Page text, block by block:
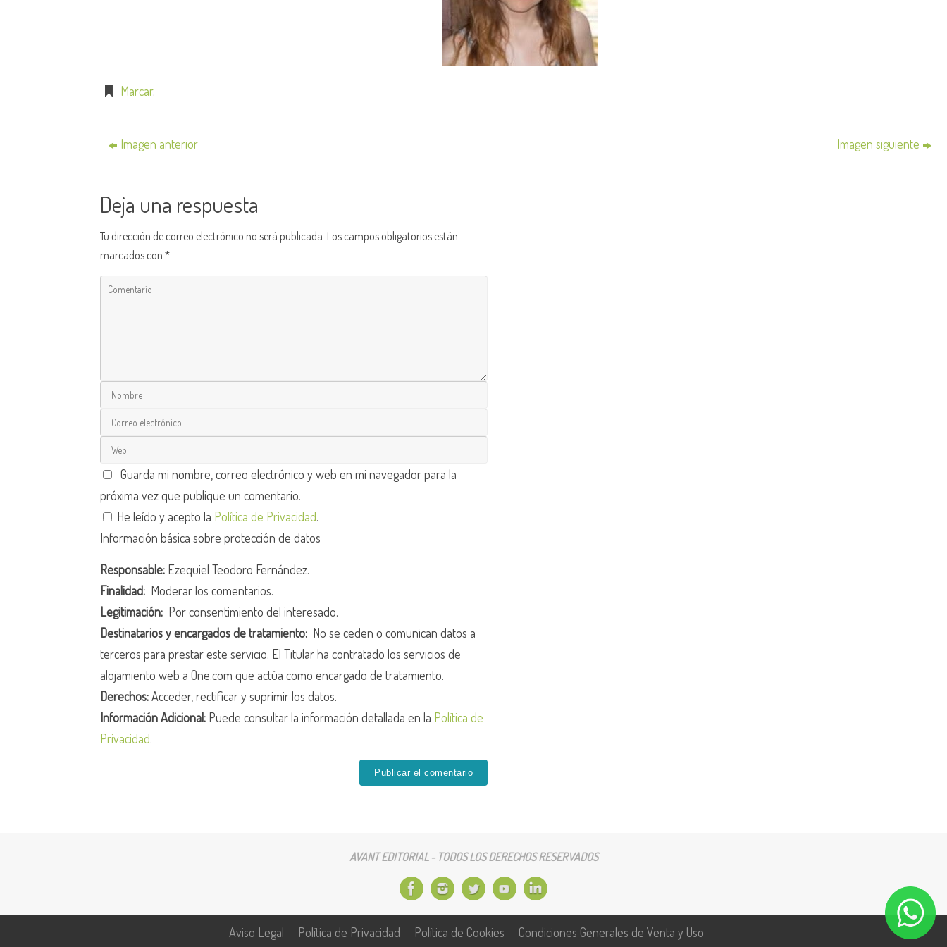
Marcar.
Imagen anterior Imagen siguiente
Deja una respuesta
Tu dirección de correo electrónico no será publicada. Los campos obligatorios están
marcados con*
Guarda mi nombre, correo electrónico y web en mi navegador para la
próxima vez que publique un comentario.
He leído y acepto la Política de Privacidad.
Información básica sobre protección de datos
Responsable: Ezequiel Teodoro Fernández.
Finalidad: Moderar los comentarios.
Legitimación: Por consentimiento del interesado.
Destinatarios y encargados de tratamiento: No se ceden o comunican datos a
terceros para prestar este servicio. El Titular ha contratado los servicios de
alojamiento web a One.com que actúa como encargado de tratamiento.
Derechos:Acceder, rectificar y suprimir los datos.
Información Adicional: Puede consultar la información detallada en la Política de
Privacidad.
AVANT EDITORIAL - TODOS LOS DERECHOS RESERVADOS
Aviso Legal Política de Privacidad Política de Cookies Condiciones Generales de Venta y Uso